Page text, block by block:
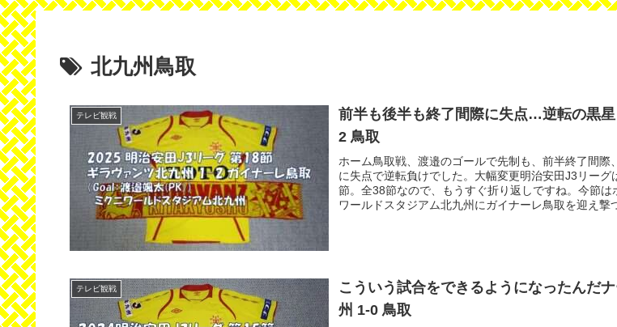
北九州鳥取
テレビ観戦
前半も後半も終了間際に失点…逆転の黒
2 鳥取
ホーム鳥取戦、渡邉のゴールで先制も、前半終了間際
に失点で逆転負けでした。大幅変更明治安田J3リーグ
節。全38節なので、もうすぐ折り返しですね。今節は
ワールドスタジアム北九州にガイナーレ鳥取を迎え撃
テレビ観戦
こういう試合をできるようになったんだ
州 1-0 鳥取